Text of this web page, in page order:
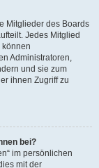
Mitglieder des Boards
Jedes Mitglied
können
Administratoren,
und sie zum
ihnen Zugriff zu
bei?
im persönlichen
mit der